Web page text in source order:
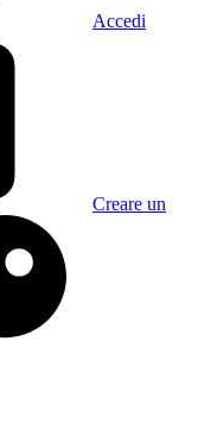
Accedi
Creare un